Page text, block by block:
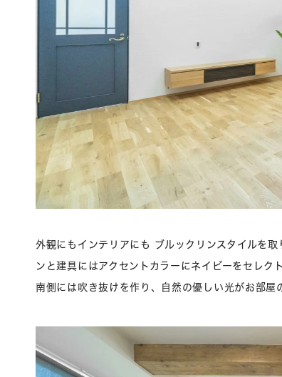
外観にもインテリアにも ブルックリンスタイルを
ンと建具にはアクセントカラーにネイビーをセレク
南側には吹き抜けを作り、自然の優しい光がお部屋